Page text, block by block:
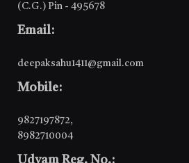
(C.G.) Pin - 495678
Email:
deepaksahu1411@gmail.com
Mobile:
9827197872,
8982710004
Udyam Reg. No.: